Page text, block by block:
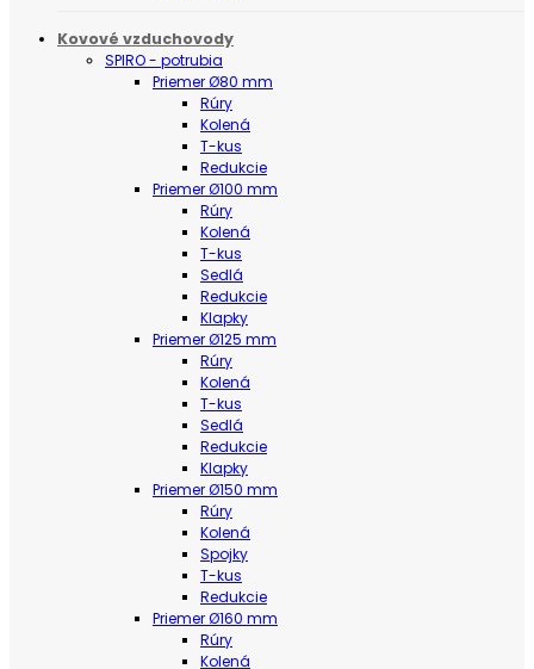
Kovové vzduchovody
SPIRO - potrubia
Priemer Ø80 mm
Rúry
Kolená
T-kus
Redukcie
Priemer Ø100 mm
Rúry
Kolená
T-kus
Sedlá
Redukcie
Klapky
Priemer Ø125 mm
Rúry
Kolená
T-kus
Sedlá
Redukcie
Klapky
Priemer Ø150 mm
Rúry
Kolená
Spojky
T-kus
Redukcie
Priemer Ø160 mm
Rúry
Kolená